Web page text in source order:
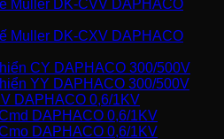
Muller DK-CVV DAPHACO
Muller DK-CXV DAPHACO
CY DAPHACO 300/500V
YY DAPHACO 300/500V
DAPHACO 0,6/1KV
DAPHACO 0,6/1KV
DAPHACO 0,6/1KV